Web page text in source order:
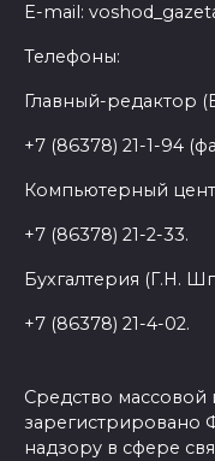
E-mail:
Телефоны:
Главный-редактор
+7 (86378) 21-1-94
Компьютерный
+7 (86378) 21-2-33.
Бухгалтерия (Г.Н.
+7 (86378) 21-4-02.
Средство
зарегистрировано
надзору в сфере